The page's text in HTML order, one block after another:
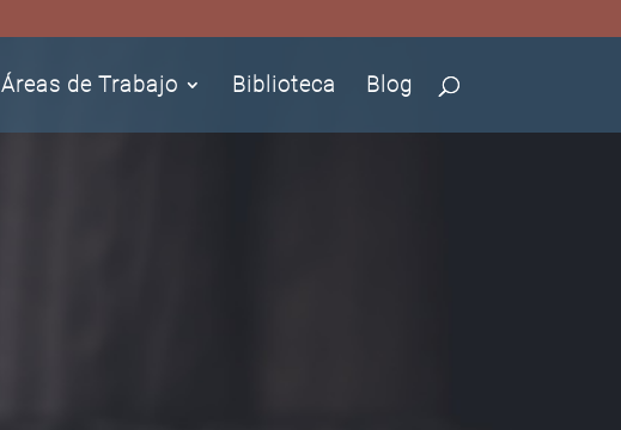
Áreas de Trabajo Biblioteca Blog